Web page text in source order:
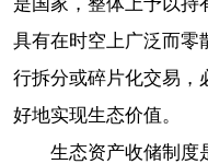
具有在时空上广泛而零
行拆分或碎片化交易，
好地实现生态价值。
生态资产收储制度